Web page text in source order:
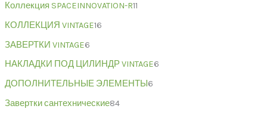
Коллекция SPACEINNOVATION-R11
КОЛЛЕКЦИЯ VINTAGE16
ЗАВЕРТКИ VINTAGE6
НАКЛАДКИ ПОД ЦИЛИНДР VINTAGE6
ДОПОЛНИТЕЛЬНЫЕ ЭЛЕМЕНТЫ 6
Завертки сантехнические84